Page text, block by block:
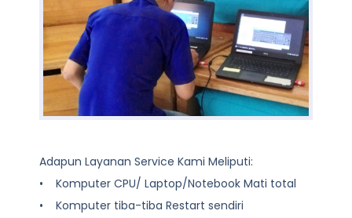
Adapun Layanan Service Kami Meliputi:
• Komputer CPU/ Laptop/Notebook Mati total
• Komputer tiba-tiba Restart sendiri